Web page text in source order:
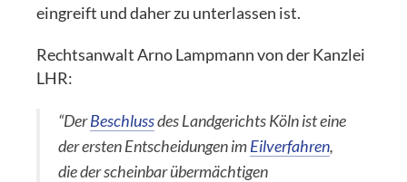
eingreift und daher zu unterlassen ist.
Rechtsanwalt Arno Lampmann von der Kanzlei
LHR:
“DerBeschlussdes Landgerichts Köln ist eine
der ersten Entscheidungen imEilverfahren,
die der scheinbar übermächtigen